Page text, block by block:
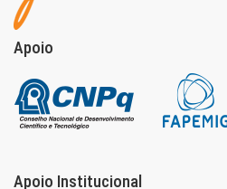
Apoio
Apoio Institucional